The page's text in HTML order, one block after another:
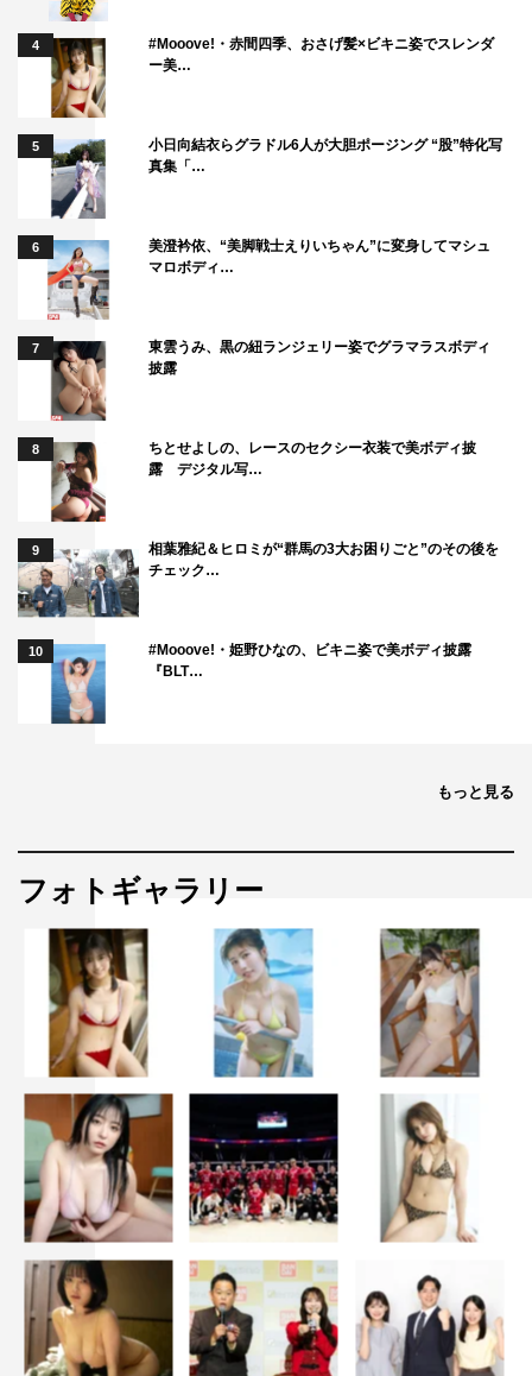
美恵子（仮名）：田辺桃子
清家一郎（高校時代）：青木柚
鈴木俊哉（高校時代）：西山潤
佐々木光一（高校時代）：濱尾ノリタカ
道上兼髙：渡辺いっけい
和田島芳孝：加藤雅也
道上香織：筒井真理子
謎の女：高岡早紀
清家一郎：櫻井翔
＜スタッフ＞
製作：共同テレビ、TBS
原作：早見和真「笑うマトリョーシカ」（文藝春秋）
脚本：いずみ吉紘（『ACMA:GAME アクマゲーム』
『ROOKIES』『南極大陸』ほか）、神田優（『うちの弁
護士は手がかかる』『競争の番人』『君と世界が終わる日
に』ほか）
主題歌：由薫「Sunshade」（Polydor Records）
プロデューサー：橋本芙美（『夕暮れに、手をつなぐ』
『プロミス・シンデレラ』『危険なビーナス』ほか）、岩
公式X：＠matryoshka_tbs
公式Instagram＆TikTok：＠waraumatryoshka_tbs
©TBS
2024年夏ドラマ 夏ドラマ 櫻井翔
水川あさみ 玉山鉄二
笑うマトリョーシカ
4
#Mooove!・赤間四季、おさげ髪×ビキニ姿でスレンダ
ー美…
5
小日向結衣らグラドル6人が大胆ポージング “股”特化写
真集「…
6
美澄衿依、“美脚戦士えりいちゃん”に変身してマシュ
マロボディ…
7
東雲うみ、黒の紐ランジェリー姿でグラマラスボディ
披露
8
ちとせよしの、レースのセクシー衣装で美ボディ披
露 デジタル写…
9
相葉雅紀＆ヒロミが“群馬の3大お困りごと”のその後を
チェック…
10
#Mooove!・姫野ひなの、ビキニ姿で美ボディ披露
『BLT…
もっと見る
フォトギャラリー